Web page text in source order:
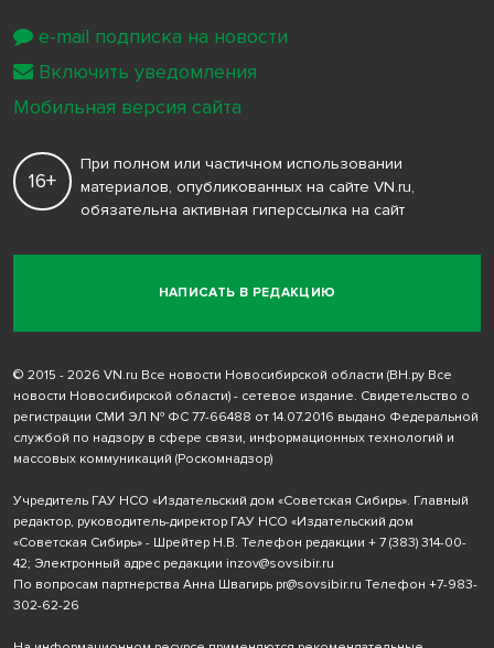
НАПИСАТЬ В РЕДАКЦИЮ
16+
При полном или частичном использовании
материалов, опубликованных на сайте VN.ru,
обязательна активная гиперссылка на сайт
© 2015 - 2026 VN.ru Все новости Новосибирской области (ВН.ру Все
новости Новосибирской области) - сетевое издание. Свидетельство о
регистрации СМИ ЭЛ № ФС 77-66488 от 14.07.2016 выдано Федеральной
службой по надзору в сфере связи, информационных технологий и
массовых коммуникаций (Роскомнадзор)
Учредитель ГАУ НСО «Издательский дом «Советская Сибирь». Главный
редактор, руководитель-директор ГАУ НСО «Издательский дом
«Советская Сибирь» - Шрейтер Н.В. Телефон редакции + 7 (383) 314-00-
42; Электронный адрес редакции inzov@sovsibir.ru
По вопросам партнерства Анна Швагирь pr@sovsibir.ru Телефон +7-983-
302-62-26
e-mail подписка на новости
Включить уведомления
Мобильная версия сайта